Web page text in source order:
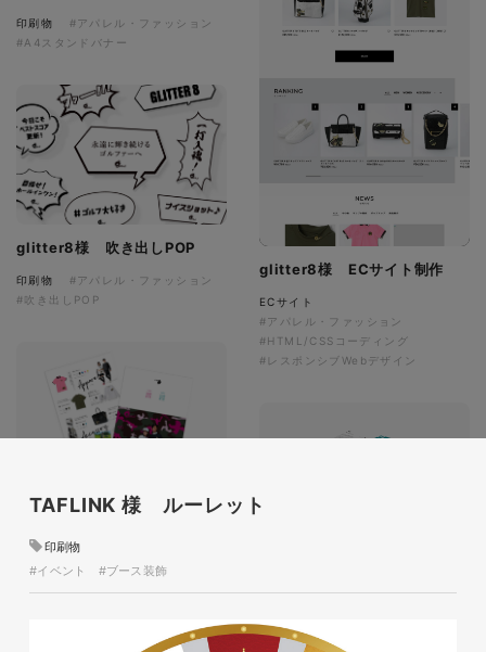
glitter8様 ECサイト制作
ECサイト
#アパレル・ファッション
#HTML/CSSコーディング
#レスポンシブWebデザイン
印刷物
#アパレル・ファッション
#A4スタンドバナー
glitter8様 吹き出しPOP
印刷物
#アパレル・ファッション
#吹き出しPOP
glitter8様 チラシ
印刷物
#チラシ
TAFLINK 様 ルーレット
印刷物
#イベント
#ブース装飾